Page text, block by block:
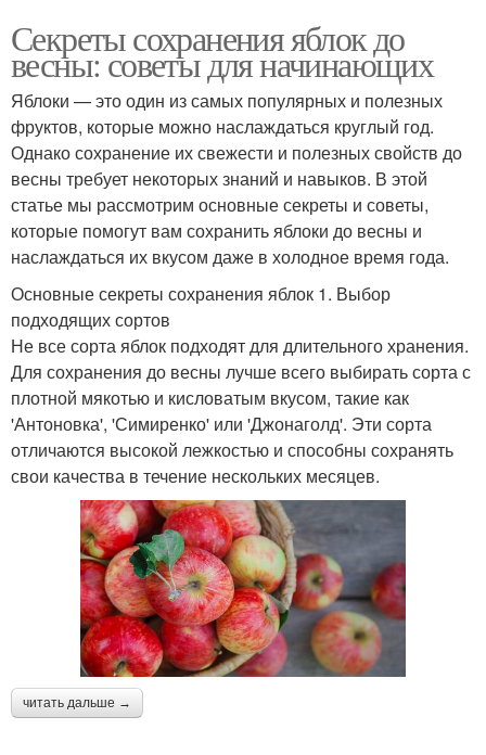
Секреты сохранения яблок до
весны: советы для начинающих
Яблоки — это один из самых популярных и полезных
фруктов, которые можно наслаждаться круглый год.
Однако сохранение их свежести и полезных свойств до
весны требует некоторых знаний и навыков. В этой
статье мы рассмотрим основные секреты и советы,
которые помогут вам сохранить яблоки до весны и
наслаждаться их вкусом даже в холодное время года.
Основные секреты сохранения яблок 1. Выбор
подходящих сортов
Не все сорта яблок подходят для длительного хранения.
Для сохранения до весны лучше всего выбирать сорта с
плотной мякотью и кисловатым вкусом, такие как
'Антоновка', 'Симиренко' или 'Джонаголд'. Эти сорта
отличаются высокой лежкостью и способны сохранять
свои качества в течение нескольких месяцев.
читать дальше →